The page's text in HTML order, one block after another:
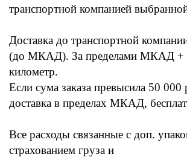
транспортной компанией
Доставка до транспортной
(до МКАД). За пределами МКАД +
километр.
Если сума заказа превысила 50 000
доставка в пределах МКАД,
Все расходы связанные с доп.
страхованием груза и